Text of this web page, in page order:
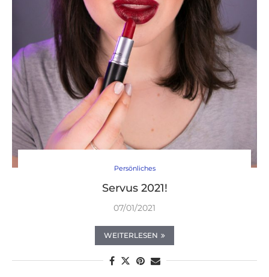
Persönliches
Servus 2021!
07/01/2021
WEITERLESEN